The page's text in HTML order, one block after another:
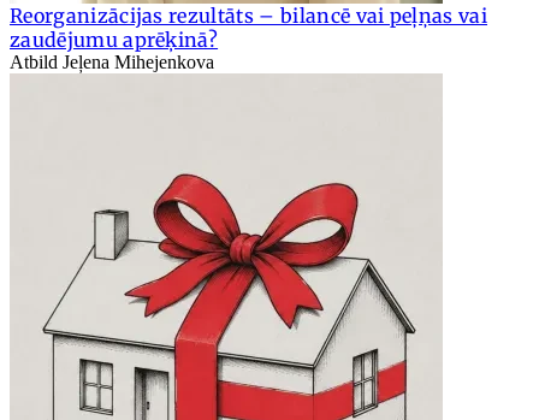
Reorganizācijas rezultāts – bilancē vai peļņas vai
zaudējumu aprēķinā?
Atbild Jeļena Mihejenkova